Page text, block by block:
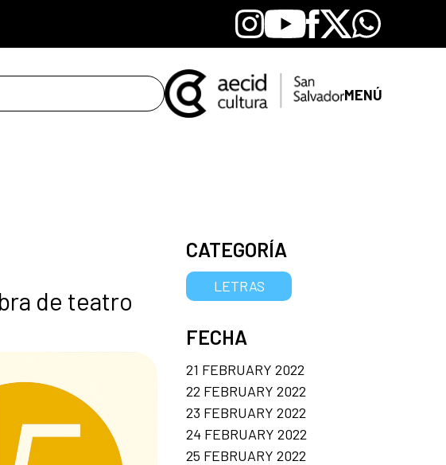
Instagram
YoutubeFacebook
X Whatsapp
MENÚ
de teatro
CATEGORÍA
LETRAS
FECHA
21 FEBRUARY 2022
22 FEBRUARY 2022
23 FEBRUARY 2022
24 FEBRUARY 2022
25 FEBRUARY 2022